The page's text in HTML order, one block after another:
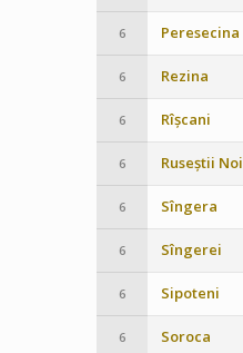
6 Peresecina
6 Rezina
6 Rîșcani
6 Ruseștii Noi
6 Sîngera
6 Sîngerei
6 Sipoteni
6 Soroca